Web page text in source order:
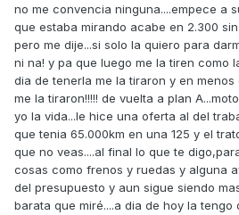
no me convencia ninguna....empece a
que estaba mirando acabe en 2.300
pero me dije...si solo la quiero para
ni na! y pa que luego me la tiren como
dia de tenerla me la tiraron y en
me la tiraron!!!!! de vuelta a plan
yo la vida...le hice una oferta al del
que tenia 65.000km en una 125 y el
que no veas....al final lo que te
cosas como frenos y ruedas y alguna
del presupuesto y aun sigue siendo
barata que miré....a dia de hoy la